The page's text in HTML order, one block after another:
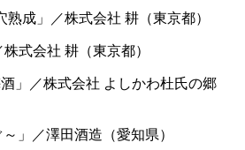
熟成」／株式会社 耕（東京都）
株式会社 耕（東京都）
」／株式会社 よしかわ杜氏の郷
」／澤田酒造（愛知県）